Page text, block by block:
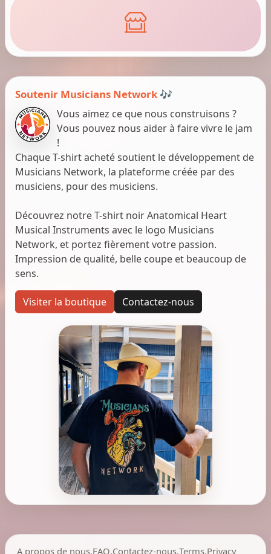
Soutenir Musicians Network 🎶
Vous aimez ce que nous construisons ?
Vous pouvez nous aider à faire vivre le jam
!
Chaque T-shirt acheté soutient le développement de
Musicians Network, la plateforme créée par des
musiciens, pour des musiciens.
Découvrez notre T-shirt noir Anatomical Heart
Musical Instruments avec le logo Musicians
Network, et portez fièrement votre passion.
Impression de qualité, belle coupe et beaucoup de
sens.
Visiter la boutique Contactez-nous
A propos de nous,FAQ,Contactez-nous,Terms,Privacy